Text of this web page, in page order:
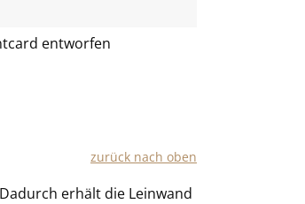
entworfen
zu­rück nach oben
er­hält die Lein­wand